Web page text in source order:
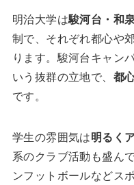
明治大学は駿河台・和
制で、それぞれ都心や
ります。駿河台キャン
いう抜群の立地で、 都
です。
学生の雰囲気は明るく
系のクラブ活動も盛ん
ンフットボールなどス